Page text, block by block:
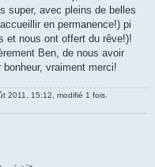
super, avec pleins de belles
en permanence!) pi
et nous ont offert du rêve!)!
Ben, de nous avoir
vraiment merci!
2011, 15:12, modifié 1 fois.